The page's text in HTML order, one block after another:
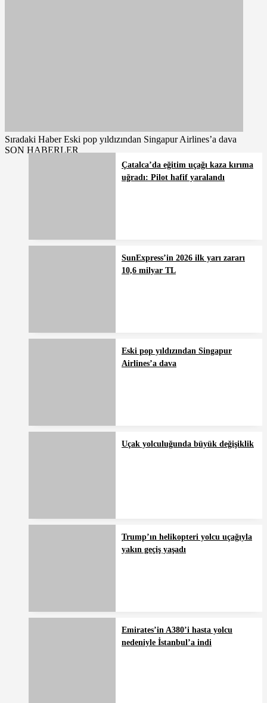
Sıradaki Haber Eski pop yıldızından Singapur Airlines’a dava
SON HABERLER
Çatalca’da eğitim uçağı kaza kırıma
uğradı: Pilot hafif yaralandı
SunExpress’in 2026 ilk yarı zararı
10,6 milyar TL
Eski pop yıldızından Singapur
Airlines’a dava
Uçak yolculuğunda büyük değişiklik
Trump’ın helikopteri yolcu uçağıyla
yakın geçiş yaşadı
Emirates’in A380’i hasta yolcu
nedeniyle İstanbul’a indi